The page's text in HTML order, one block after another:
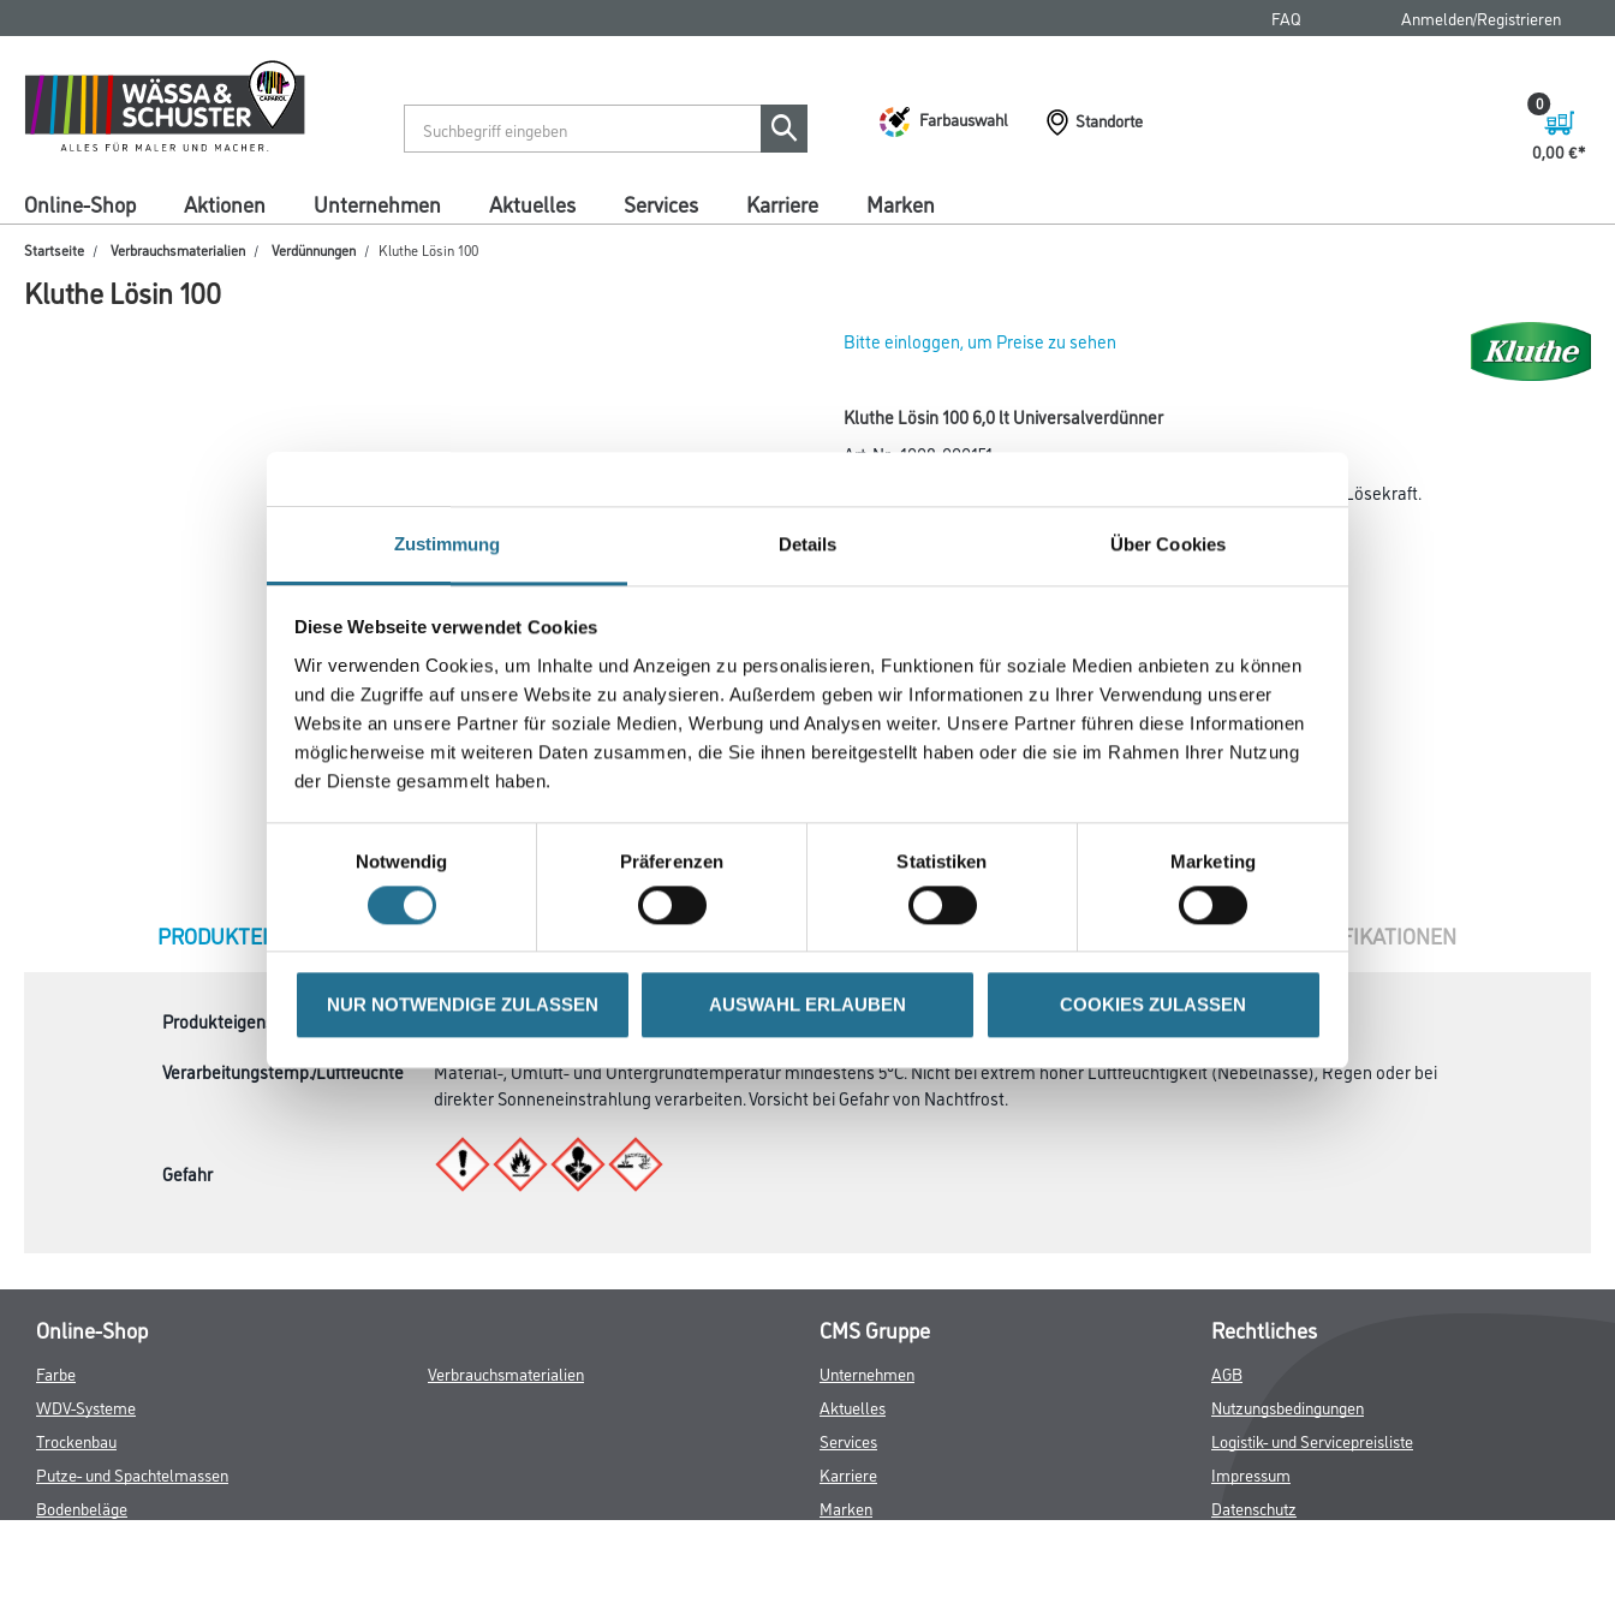
Zustimmung Details Über Cookies
Diese Webseite verwendet Cookies
Wir verwenden Cookies, um Inhalte und Anzeigen zu personalisieren, Funktionen für soziale Medien anbieten zu können
und die Zugriffe auf unsere Website zu analysieren. Außerdem geben wir Informationen zu Ihrer Verwendung unserer
Website an unsere Partner für soziale Medien, Werbung und Analysen weiter. Unsere Partner führen diese Informationen
möglicherweise mit weiteren Daten zusammen, die Sie ihnen bereitgestellt haben oder die sie im Rahmen Ihrer Nutzung
der Dienste gesammelt haben.
Notwendig
Präferenzen Statistiken Marketing
NUR NOTWENDIGE ZULASSEN AUSWAHL ERLAUBEN COOKIES ZULASSEN
springen
springen
FAQ Anmelden/Registrieren
Farbauswahl
Standorte
0,00 €
0
Online-Shop Aktionen Unternehmen Aktuelles Services Karriere Marken
Startseite Verbrauchsmaterialien Verdünnungen Kluthe Lösin 100
Kluthe Lösin 100
Bitte einloggen, um Preise zu sehen
Kluthe Lösin 100 6,0 lt Universalverdünner
Art-Nr.: 1008-000151
Mittelflüchtiger leichtentzündlicher Universalverdünner mit hoher Lösekraft.
Umrechnungsfaktoren
CURRENT
PRODUKTEIGENSCHAFTEN ZUSATZINFOS GEFAHRENHINWEISE DATENBLÄTTER
- Leichtentzündlich
Material-, Umluft- und Untergrundtemperatur mindestens 5°C. Nicht bei extrem hoher Luftfeuchtigkeit (Nebelnässe), Regen oder bei
direkter Sonneneinstrahlung verarbeiten. Vorsicht bei Gefahr von Nachtfrost.
Online-Shop
Farbe
WDV-Systeme
Trockenbau
CMS Gruppe
Unternehmen
Aktuelles
Services
Rechtliches
AGB
Nutzungsbedingungen
Logistik- und Servicepreisliste